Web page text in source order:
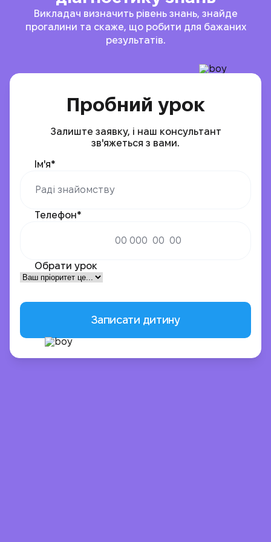
Викладач визначить рівень знань, знайде
прогалини та скаже, що робити для бажаних
результатів.
Пробний урок
Залиште заявку, і наш консультант
зв'яжеться з вами.
Ім'я*
Телефон*
Обрати урок